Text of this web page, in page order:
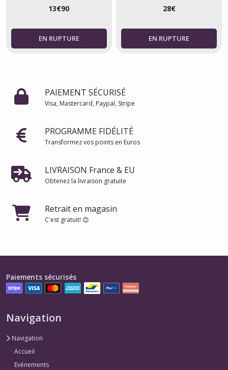
13€90 28€
PAIEMENT SÉCURISÉ
Visa, Mastercard, Paypal, Stripe
PROGRAMME FIDÉLITÉ
Transformez vos points en Euros
LIVRAISON France & EU
Obtenez la livraison gratuite
Retrait en magasin
C'est gratuit! 😊
Paiements sécurisés
Navigation
Navigation
Accueil
Evénements